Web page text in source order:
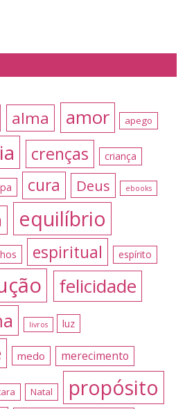
alma amor apego
crenças criança
cura Deus ebooks
equilíbrio
espiritual espírito
felicidade
livros luz
medo merecimento
Natal propósito